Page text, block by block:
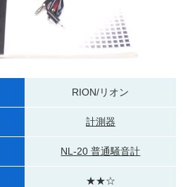
RION/リオン
計測器
NL-20 普通騒音計
★★☆